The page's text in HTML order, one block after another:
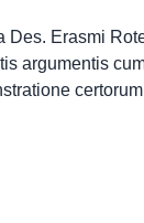
Des. Erasmi
argumentis